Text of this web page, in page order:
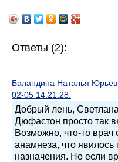
Ответы (2):
Баландина Наталья
02-05 14:21:28:
Добрый лень,
Дюфастон просто так
Возможно, что-то
анамнеза, что явилось
назначения. Но если